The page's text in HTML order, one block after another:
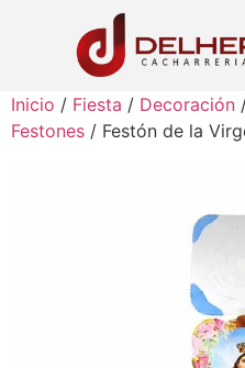
Inicio / Fiesta / Decoración
Festones / Festón de la